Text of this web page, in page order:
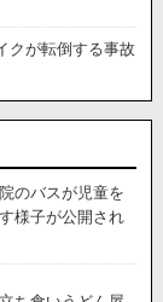
クが転倒する事故
のバスが児童を
様子が公開され